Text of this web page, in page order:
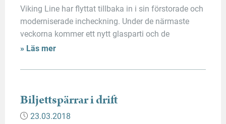
Viking Line har flyttat tillbaka in i sin förstorade och
moderniserade incheckning. Under de närmaste
veckorna kommer ett nytt glasparti och de
automatiska biljettspärrarna att monteras i
avgångshallen genom provisoriska
användning vartefter att arbetet framskrider.
Målsättningen är att systemet ska var i […]
» Läs mer
Biljettspärrar i drift
23.03.2018